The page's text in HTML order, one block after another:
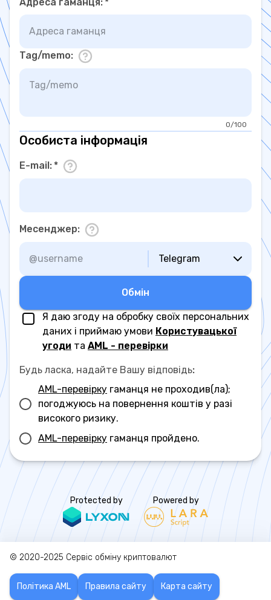
Tag/memo:
0/100
Особиста інформація
E-mail:*
Месенджер:
Telegram
Обмiн
Я даю згоду на обробку своїх персональних
даних і приймаю умови Користувацької
угоди та AML - перевірки
Будь ласка, надайте Вашу відповідь:
AML-перевірку гаманця не проходив(ла);
погоджуюсь на повернення коштів у разі
високого ризику.
AML-перевірку гаманця пройдено.
Protected by Powered by
© 2020-2025 Сервіс обміну криптовалют
Політика AML Правила сайту Карта сайту